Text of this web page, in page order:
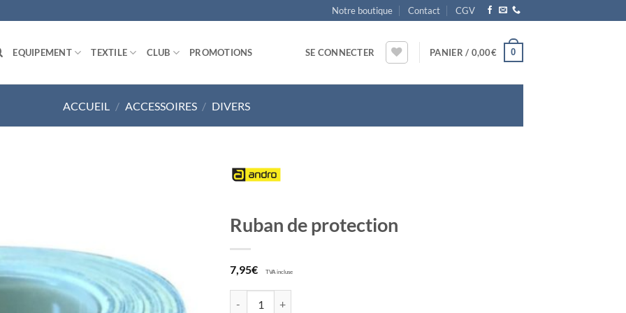
Notre boutique Contact CGV
EQUIPEMENT TEXTILE CLUB PROMOTIONS SE CONNECTER PANIER / 0,00€ 0
ACCUEIL / ACCESSOIRES / DIVERS
Ruban de protection
7,95€ TVA incluse